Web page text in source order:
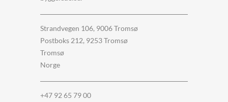
Strandvegen 106, 9006 Tromsø
Postboks 212, 9253 Tromsø
Tromsø
Norge
+47 92 65 79 00